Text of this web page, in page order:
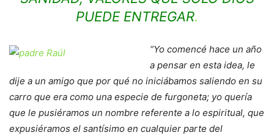
PUEDE ENTREGAR.
“Yo comencé hace un año
a pensar en esta idea, le
dije a un amigo que por qué no iniciábamos saliendo en su
carro que era como una especie de furgoneta; yo quería
que le pusiéramos un nombre referente a lo espiritual, que
expusiéramos el santísimo en cualquier parte del